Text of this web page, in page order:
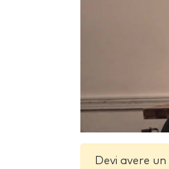
Devi avere un